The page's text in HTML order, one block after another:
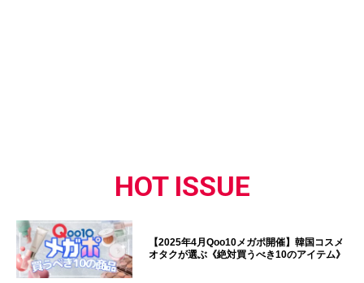
HOT ISSUE
【2025年4月Qoo10メガポ開催】韓国コスメ
オタクが選ぶ《絶対買うべき10のアイテム》